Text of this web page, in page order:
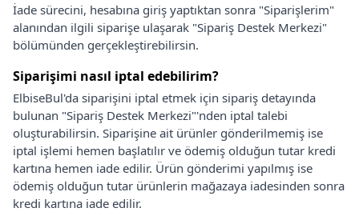
İade sürecini, hesabına giriş yaptıktan sonra "Siparişlerim"
alanından ilgili siparişe ulaşarak "Sipariş Destek Merkezi"
bölümünden gerçekleştirebilirsin.
Siparişimi nasıl iptal edebilirim?
ElbiseBul'da siparişini iptal etmek için sipariş detayında
bulunan "Sipariş Destek Merkezi"'nden iptal talebi
oluşturabilirsin. Siparişine ait ürünler gönderilmemiş ise
iptal işlemi hemen başlatılır ve ödemiş olduğun tutar kredi
kartına hemen iade edilir. Ürün gönderimi yapılmış ise
ödemiş olduğun tutar ürünlerin mağazaya iadesinden sonra
kredi kartına iade edilir.